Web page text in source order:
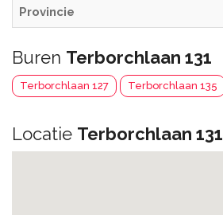
Provincie
Buren Terborchlaan 131
Terborchlaan 127 Terborchlaan 135
Locatie Terborchlaan 131